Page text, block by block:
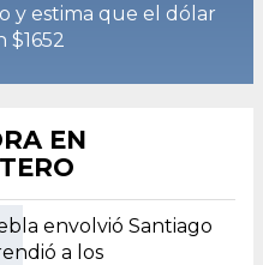
y estima que el dólar
$1652
EN
envolvió Santiago
a los